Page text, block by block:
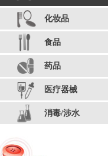
化妆品
食品
药品
医疗器械
消毒/涉水